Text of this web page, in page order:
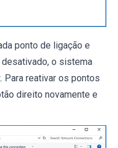
ponto de ligação e
desativado, o sistema
Para reativar os pontos
direito novamente e